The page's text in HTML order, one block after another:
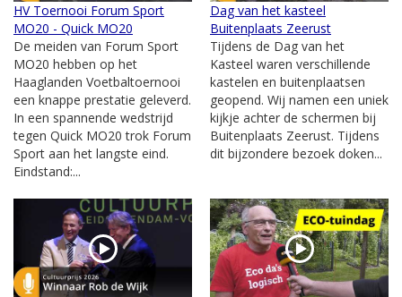
HV Toernooi Forum Sport
MO20 - Quick MO20
De meiden van Forum Sport
MO20 hebben op het
Haaglanden Voetbaltoernooi
een knappe prestatie geleverd.
In een spannende wedstrijd
tegen Quick MO20 trok Forum
Sport aan het langste eind.
Eindstand:...
Dag van het kasteel
Buitenplaats Zeerust
Tijdens de Dag van het
Kasteel waren verschillende
kastelen en buitenplaatsen
geopend. Wij namen een uniek
kijkje achter de schermen bij
Buitenplaats Zeerust. Tijdens
dit bijzondere bezoek doken...